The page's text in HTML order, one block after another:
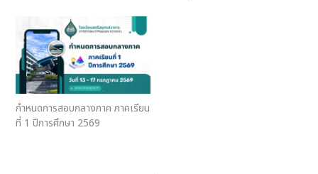
กำหนดการสอบกลางภาค ภาคเรียน
ที่ 1 ปีการศึกษา 2569